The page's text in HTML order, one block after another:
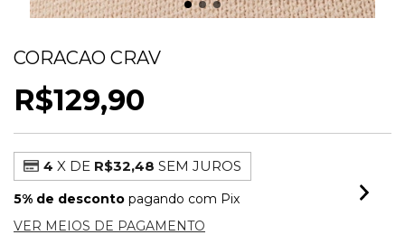
CORACAO CRAV
R$129,90
4 X DE R$32,48 SEM JUROS
5% de desconto pagando com Pix
VER MEIOS DE PAGAMENTO